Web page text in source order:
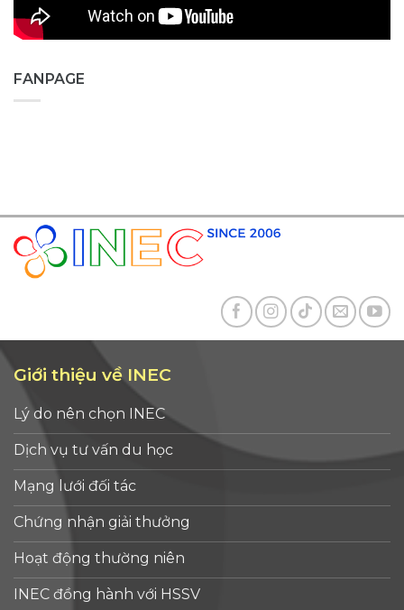
FANPAGE
Giới thiệu về INEC
Lý do nên chọn INEC
Dịch vụ tư vấn du học
Mạng lưới đối tác
Chứng nhận giải thưởng
Hoạt động thường niên
INEC đồng hành với HSSV